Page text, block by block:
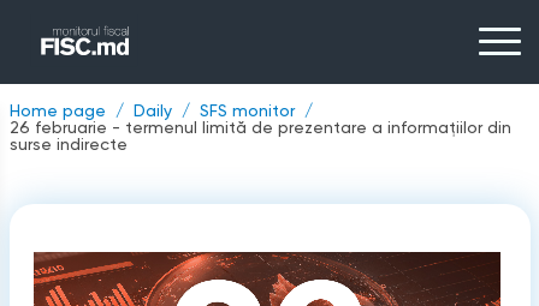
Home page Daily
SFS monitor
26 februarie - termenul limită de prezentare a informațiilor din
surse indirecte